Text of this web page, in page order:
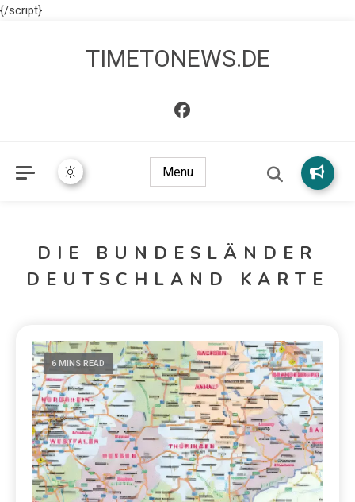
{/script}
TIMETONEWS.DE
Menu
DIE BUNDESLÄNDER
DEUTSCHLAND KARTE
6 MINS READ